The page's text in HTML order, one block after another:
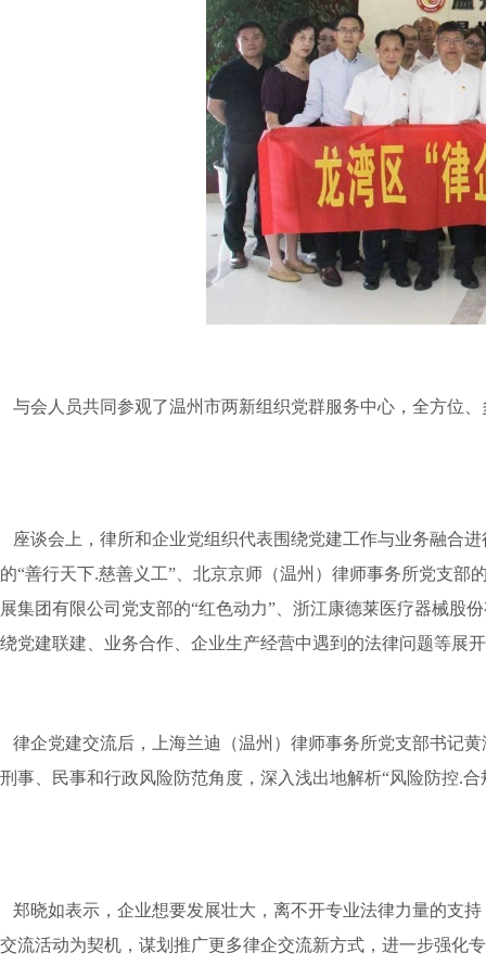
与会人员共同参观了温州市两新组织党群服务中心 ，全方位
座谈会上，律所和企业党组织代表围绕党建工作与业务融合
的“善行天下.慈善义工”、北京京师（温州）律师事务所党支部
展集团有限公司党支部的“红色动力”、浙江康德莱医疗器械股
绕党建联建、业务合作、企业生产经营中遇到的法律问题等展
律企党建交流后，上海兰迪（温州）律师事务所党支部书记
刑事、民事和行政风险防范角度，深入浅出地解析“风险防控.
郑晓如表示，企业想要发展壮大，离不开专业法律力量的支
交流活动为契机，谋划推广更多律企交流新方式，进一步强化